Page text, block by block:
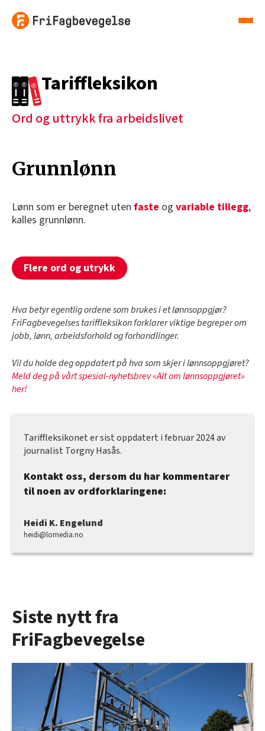
Tariffleksikon
Ord og uttrykk fra arbeidslivet
Grunnlønn
Lønn som er beregnet uten faste og variable tillegg,
kalles grunnlønn.
Flere ord og utrykk
Hva betyr egentlig ordene som brukes i et lønnsoppgjør?
FriFagbevegelses tariffleksikon forklarer viktige begreper om
jobb, lønn, arbeidsforhold og forhandlinger.
Vil du holde deg oppdatert på hva som skjer i lønnsoppgjøret?
Meld deg på vårt spesial-nyhetsbrev «Alt om lønnsoppgjøret»
her!
Tariffleksikonet er sist oppdatert i februar 2024 av
journalist Torgny Hasås.
Kontakt oss, dersom du har kommentarer
til noen av ordforklaringene:
Heidi K. Engelund
heidi@lomedia.no
Siste nytt fra
FriFagbevegelse